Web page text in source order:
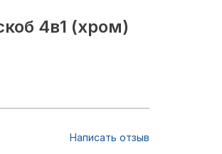
4в1 (хром)
Написать отзыв